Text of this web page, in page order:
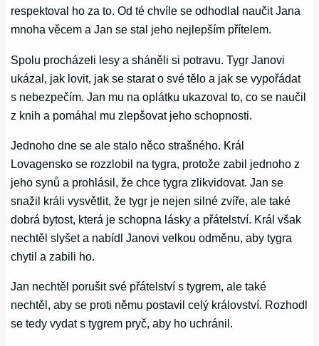
respektoval ho za to. Od té chvíle se odhodlal naučit Jana
mnoha věcem a Jan se stal jeho nejlepším přítelem.
Spolu procházeli lesy a sháněli si potravu. Tygr Janovi
ukázal, jak lovit, jak se starat o své tělo a jak se vypořádat
s nebezpečím. Jan mu na oplátku ukazoval to, co se naučil
z knih a pomáhal mu zlepšovat jeho schopnosti.
Jednoho dne se ale stalo něco strašného. Král
Lovagensko se rozzlobil na tygra, protože zabil jednoho z
jeho synů a prohlásil, že chce tygra zlikvidovat. Jan se
snažil králi vysvětlit, že tygr je nejen silné zvíře, ale také
dobrá bytost, která je schopna lásky a přátelství. Král však
nechtěl slyšet a nabídl Janovi velkou odměnu, aby tygra
chytil a zabili ho.
Jan nechtěl porušit své přátelství s tygrem, ale také
nechtěl, aby se proti němu postavil celý království. Rozhodl
se tedy vydat s tygrem pryč, aby ho uchránil.